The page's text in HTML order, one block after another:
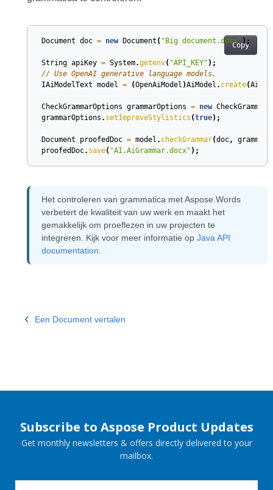
Copy
Document doc = new Document ( "Big document.docx" );
String apiKey = System.getenv( "API_KEY" );
// Use OpenAI generative language models.
IAiModelText model = (OpenAiModel )AiModel . create(
CheckGrammarOptions grammarOptions = new
grammarOptions . setImproveStylistics (true);
Document proofedDoc = model . checkGrammar(doc,
proofedDoc. save( "AI.AiGrammar.docx" );
Het controleren van grammatica met Aspose.Words
verbetert de kwaliteit van uw werk en maakt het
gemakkelijk om proeflezen in uw projecten te
integreren. Kijk voor meer informatie op Java API
documentation
Een Document vertalen
Subscribe to Aspose Product Updates
Get monthly newsletters & offers directly delivered to your
mailbox.